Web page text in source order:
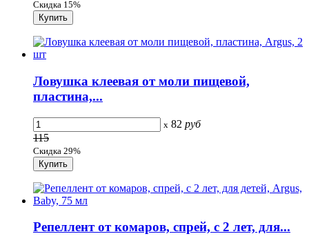
Скидка 15%
Ловушка клеевая от моли пищевой,
пластина,...
x 82 руб
115
Скидка 29%
Репеллент от комаров, спрей, с 2 лет, для...